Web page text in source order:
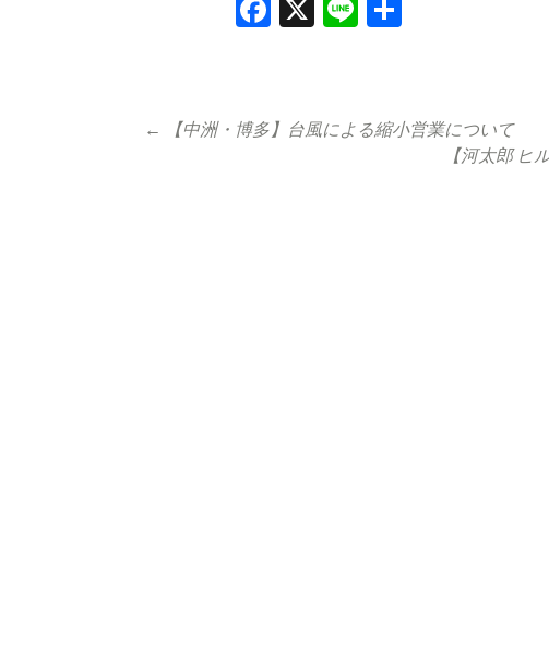
Fa
o
o
X
Li
Post
←
【中洲・博多】台風による縮小営業について
【河太郎